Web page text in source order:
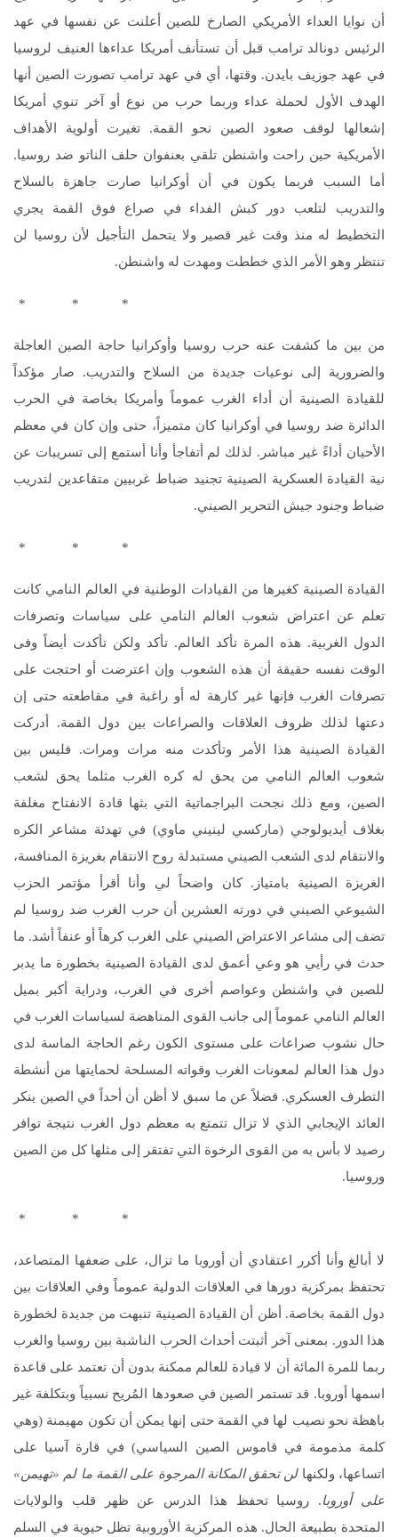
أن نوايا العداء الأمريكي الصارخ للصين أعلنت عن نفسها في عهد
الرئيس دونالد ترامب قبل أن تستأنف أمريكا عداءها العنيف لروسيا
في عهد جوزيف بايدن. وقتها، أي في عهد ترامب تصورت الصين أنها
الهدف الأول لحملة عداء وربما حرب من نوع أو آخر تنوي أمريكا
إشعالها لوقف صعود الصين نحو القمة. تغيرت أولوية الأهداف
الأمريكية حين راحت واشنطن تلقي بعنفوان حلف الناتو ضد روسيا.
أما السبب فربما يكون في أن أوكرانيا صارت جاهزة بالسلاح
والتدريب لتلعب دور كبش الفداء في صراع فوق القمة يجري
التخطيط له منذ وقت غير قصير ولا يتحمل التأجيل لأن روسيا لن
تنتظر وهو الأمر الذي خططت ومهدت له واشنطن.
* * *
من بين ما كشفت عنه حرب روسيا وأوكرانيا حاجة الصين العاجلة
والضرورية إلى نوعيات جديدة من السلاح والتدريب. صار مؤكداً
للقيادة الصينية أن أداء الغرب عموماً وأمريكا بخاصة في الحرب
الدائرة ضد روسيا في أوكرانيا كان متميزاً، حتى وإن كان في معظم
الأحيان أداءً غير مباشر. لذلك لم أتفاجأ وأنا أستمع إلى تسريبات عن
نية القيادة العسكرية الصينية تجنيد ضباط غربيين متقاعدين لتدريب
ضباط وجنود جيش التحرير الصيني.
* * *
القيادة الصينية كغيرها من القيادات الوطنية في العالم النامي كانت
تعلم عن اعتراض شعوب العالم النامي على سياسات وتصرفات
الدول الغربية. هذه المرة تأكد العالم. تأكد ولكن تأكدت أيضاً وفى
الوقت نفسه حقيقة أن هذه الشعوب وإن اعترضت أو احتجت على
تصرفات الغرب فإنها غير كارهة له أو راغبة في مقاطعته حتى إن
دعتها لذلك ظروف العلاقات والصراعات بين دول القمة. أدركت
القيادة الصينية هذا الأمر وتأكدت منه مرات ومرات. فليس بين
شعوب العالم النامي من يحق له كره الغرب مثلما يحق لشعب
الصين، ومع ذلك نجحت البراجماتية التي بثها قادة الانفتاح مغلفة
بغلاف أيديولوجي (ماركسي لينيني ماوي) في تهدئة مشاعر الكره
والانتقام لدى الشعب الصيني مستبدلة روح الانتقام بغريزة المنافسة،
الغريزة الصينية بامتياز. كان واضحاً لي وأنا أقرأ مؤتمر الحزب
الشيوعي الصيني في دورته العشرين أن حرب الغرب ضد روسيا لم
تضف إلى مشاعر الاعتراض الصيني على الغرب كرهاً أو عنفاً أشد. ما
حدث في رأيي هو وعي أعمق لدى القيادة الصينية بخطورة ما يدبر
للصين في واشنطن وعواصم أخرى في الغرب، ودراية أكبر بميل
العالم النامي عموماً إلى جانب القوى المناهضة لسياسات الغرب في
حال نشوب صراعات على مستوى الكون رغم الحاجة الماسة لدى
دول هذا العالم لمعونات الغرب وقواته المسلحة لحمايتها من أنشطة
التطرف العسكري. فضلاً عن ما سبق لا أظن أن أحداً في الصين ينكر
العائد الإيجابي الذي لا تزال تتمتع به معظم دول الغرب نتيجة توافر
رصيد لا بأس به من القوى الرخوة التي تفتقر إلى مثلها كل من الصين
وروسيا.
* * *
لا أبالغ وأنا أكرر اعتقادي أن أوروبا ما تزال، على ضعفها المتصاعد،
تحتفظ بمركزية دورها في العلاقات الدولية عموماً وفي العلاقات بين
دول القمة بخاصة. أظن أن القيادة الصينية تنبهت من جديدة لخطورة
هذا الدور. بمعنى آخر أثبتت أحداث الحرب الناشبة بين روسيا والغرب
ربما للمرة المائة أن لا قيادة للعالم ممكنة بدون أن تعتمد على قاعدة
اسمها أوروبا. قد تستمر الصين في صعودها المُريح نسبياً وبتكلفة غير
باهظة نحو نصيب لها في القمة حتى إنها يمكن أن تكون مهيمنة (وهي
كلمة مذمومة في قاموس الصين السياسي) في قارة آسيا على
اتساعها، ولكنهالن تحقق المكانة المرجوة على القمة ما لم «تهيمن»
على أوروبا. روسيا تحفظ هذا الدرس عن ظهر قلب والولايات
المتحدة بطبيعة الحال. هذه المركزية الأوروبية تظل حيوية في السلم